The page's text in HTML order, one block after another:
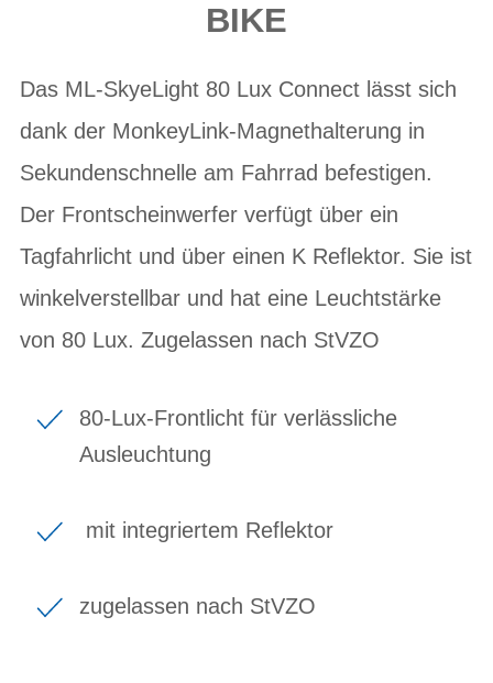
BIKE
Das ML-SkyeLight 80 Lux Connect lässt sich
dank der MonkeyLink-Magnethalterung in
Sekundenschnelle am Fahrrad befestigen.
Der Frontscheinwerfer verfügt über ein
Tagfahrlicht und über einen K Reflektor. Sie ist
winkelverstellbar und hat eine Leuchtstärke
von 80 Lux. Zugelassen nach StVZO
80-Lux-Frontlicht für verlässliche
Ausleuchtung
mit integriertem Reflektor
zugelassen nach StVZO